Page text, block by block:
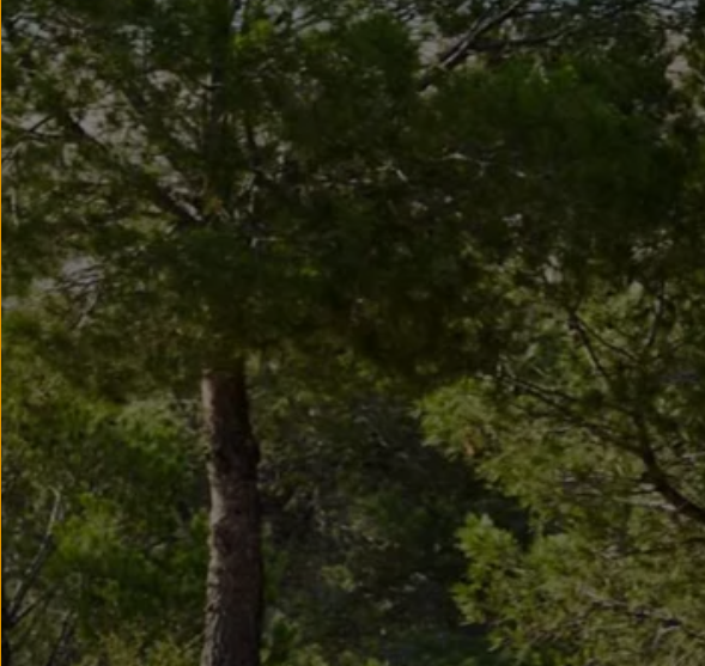
Modele sportowe
Leasing i najem dla firm
Leasing
Najem
Finansowanie aut używanych
Finansowanie dla firm
Kalkulator finansowy
Kredyt i najem
Kredyt
Najem
Finansowanie aut używanych
Kalkulator finansowy
Ubezpieczenia i gwarancje
Ubezpieczenia komunikacyjne
Ubezpieczenie GAP/RTI
Gwarancje
Zakup i finansowanie dla biznesu
Leasing dla biznesu
Mała flota
Duża flota
Elektromobilność dla firm
Skonfiguruj Volkswagena
Poradnik kupującego
Volkswagen dla biznesu
Serwis, akcesoria i aktualizacje
myVolkswagen
Serwis i części
Przegląd okresowy
Naprawy i przeglądy
Olej silnikowy i płyny eksploatacyjne
Koła i opony